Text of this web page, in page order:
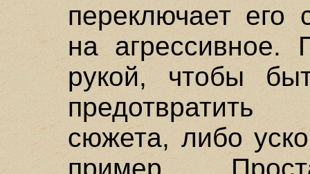
переключает его
на агрессивное.
рукой, чтобы
предотвратить
сюжета, либо
пример